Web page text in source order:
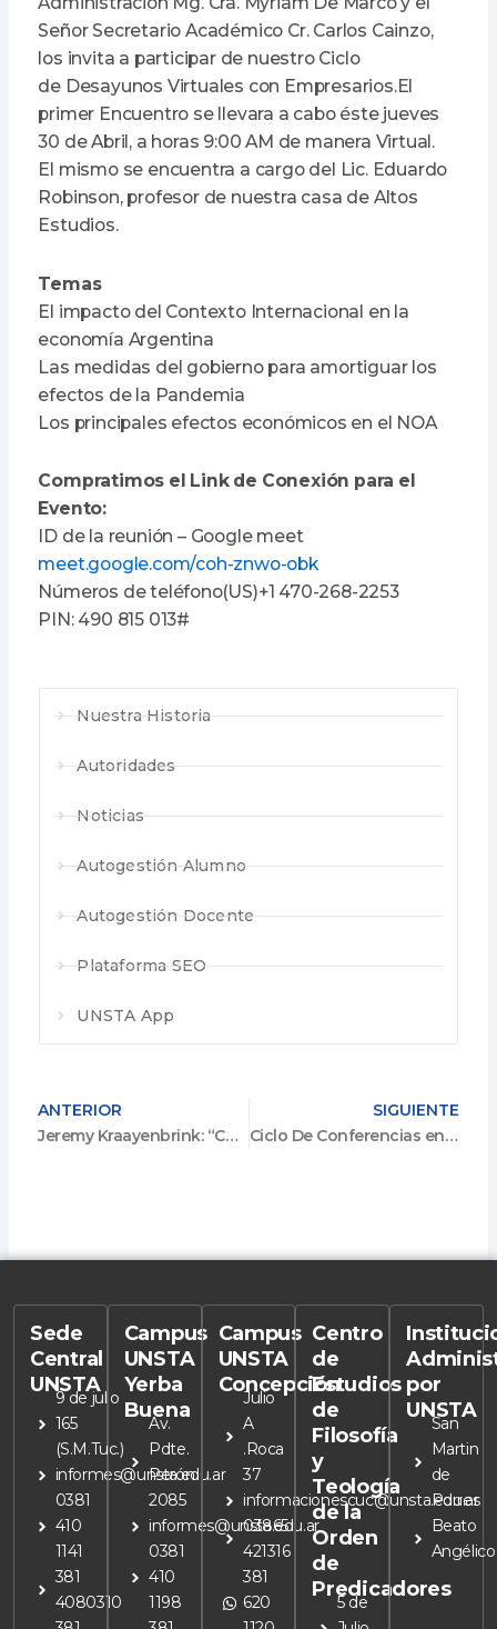
Señor Secretario Académico Cr. Carlos Cainzo,
los invita a participar de nuestro Ciclo
de Desayunos Virtuales con Empresarios.El
primer Encuentro se llevara a cabo éste jueves
30 de Abril, a horas 9:00 AM de manera Virtual.
El mismo se encuentra a cargo del Lic. Eduardo
Robinson, profesor de nuestra casa de Altos
Estudios.
Temas
El impacto del Contexto Internacional en la
economía Argentina
Las medidas del gobierno para amortiguar los
efectos de la Pandemia
Los principales efectos económicos en el NOA
Compratimos el Link de Conexión para el
Evento:
ID de la reunión – Google meet
meet.google.com/coh-znwo-obk
Números de teléfono(‪US‬)‪+1 470-268-2253
‬PIN: ‪490 815 013#
Nuestra Historia
Autoridades
Noticias
Autogestión Alumno
Autogestión Docente
Plataforma SEO
UNSTA App
ANTERIOR
Jeremy Kraayenbrink: “Conferencia para emprendedores”
SIGUIENTE
Ciclo De Conferencias en Vivo – Mónica Müller
Sede
Central
UNSTA
9 de julio
165
(S.M.Tuc.)
informes@unsta.edu.ar
0381
410
1141
381
4080310
Campus
UNSTA
Yerba
Buena
Av.
Pdte.
Perón
2085
informes@unsta.edu.ar
0381
410
1198
Campus
UNSTA
Concepción
Julio
A
.Roca
37
informacionescuc@unsta.edu.ar
03865
421316
381
620
Centro
de
Estudios
de
Filosofía
y
Teología
de la
Orden
de
Predicadores
5 de
por
UNSTA
San
Martin
de
Porres
Beato
Angélico